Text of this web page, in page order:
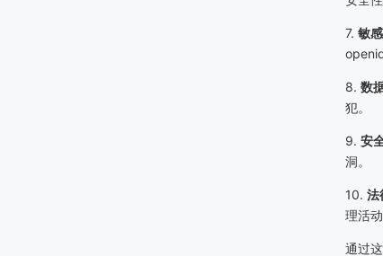
7. 敏
8. 数
犯。
9. 安
洞。
10. 法
理活
通过